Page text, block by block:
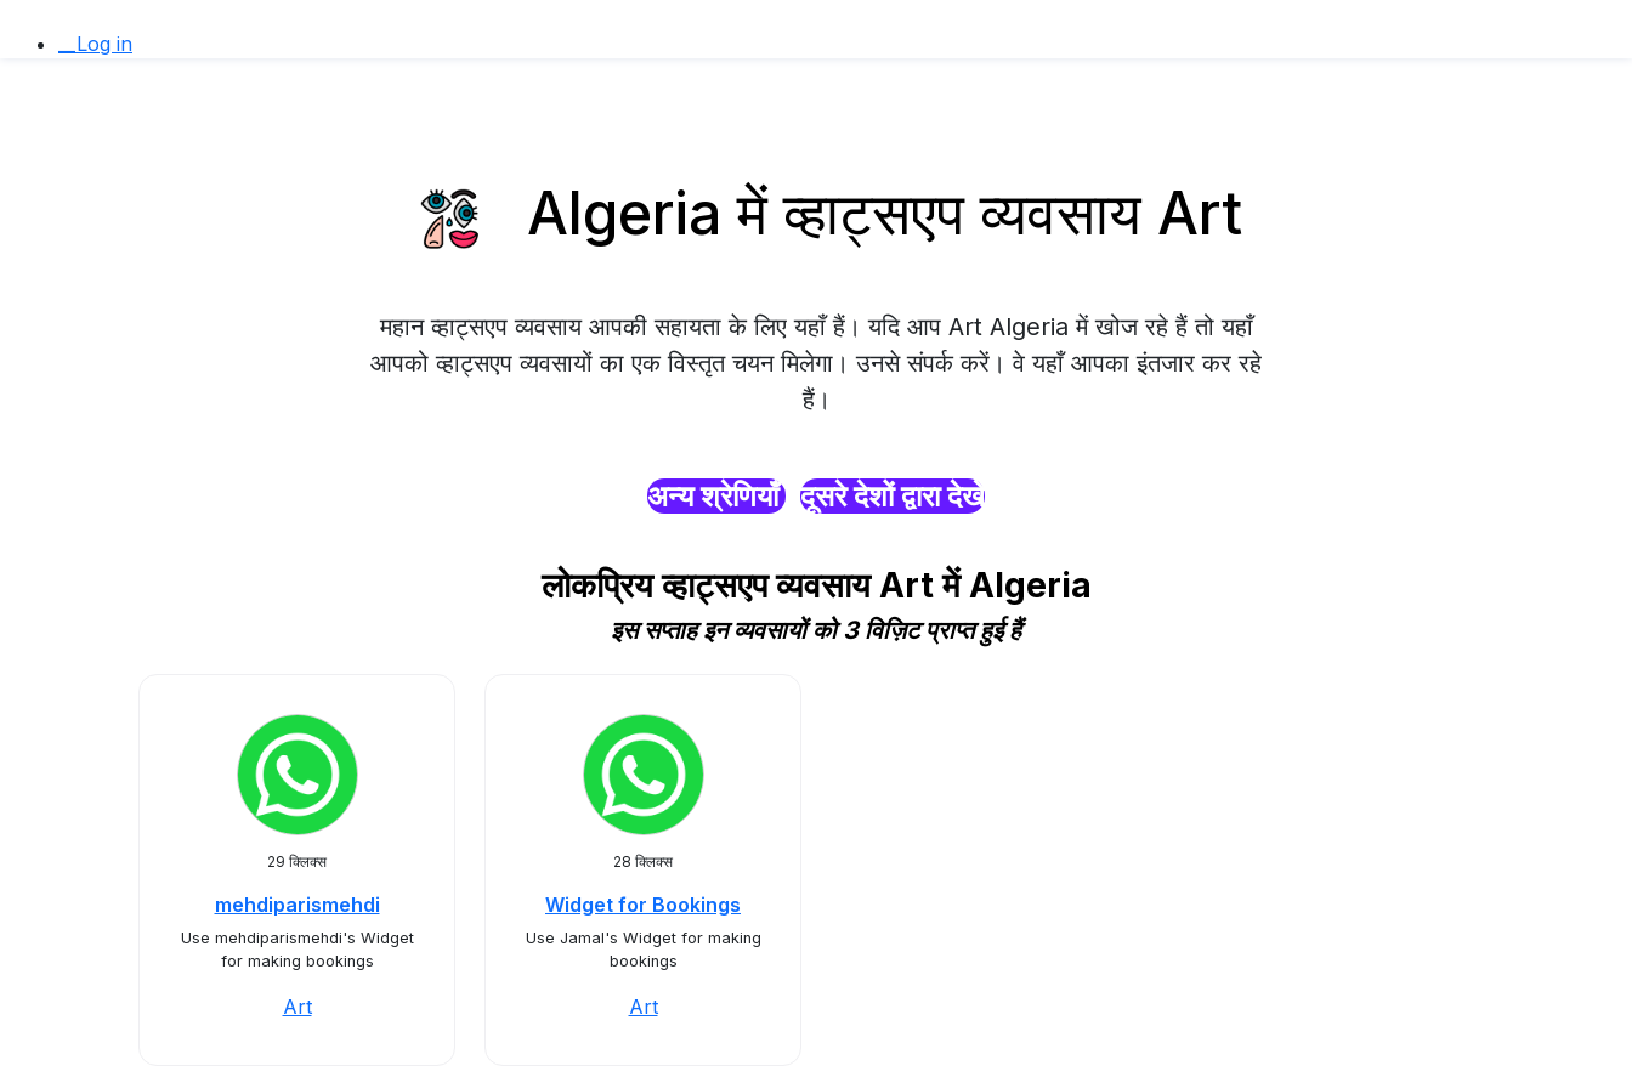
__Log in
Algeria में व्हाट्सएप व्यवसाय Art
महान व्हाट्सएप व्यवसाय आपकी सहायता के लिए यहाँ हैं। यदि आप Art Algeria में खोज रहे हैं तो यहाँ
आपको व्हाट्सएप व्यवसायों का एक विस्तृत चयन मिलेगा। उनसे संपर्क करें। वे यहाँ आपका इंतजार कर रहे
हैं।
अन्य श्रेणियाँ दूसरे देशों द्वारा देखें
लोकप्रिय व्हाट्सएप व्यवसाय Art में Algeria
इस सप्ताह इन व्यवसायों को 3 विज़िट प्राप्त हुई हैं
29 क्लिक्स
mehdiparismehdi
Use mehdiparismehdi's Widget
for making bookings
Art
28 क्लिक्स
Widget for Bookings
Use Jamal's Widget for making
bookings
Art